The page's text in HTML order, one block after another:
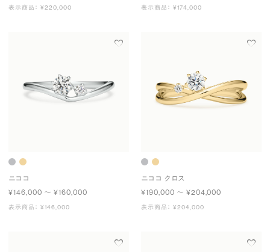
表示商品： ¥220,000 表示商品： ¥174,000
ニココ
¥146,000 〜 ¥160,000
表示商品： ¥146,000
ニココ クロス
¥190,000 〜 ¥204,000
表示商品： ¥204,000